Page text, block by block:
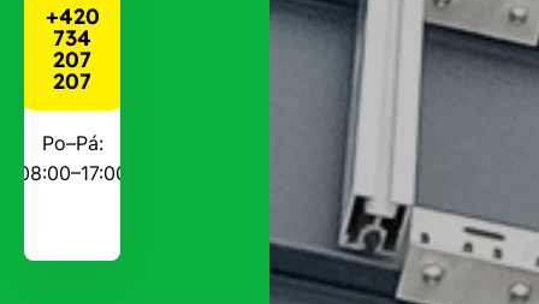
+420
734
207
207
Po–Pá:
08:00–17:00